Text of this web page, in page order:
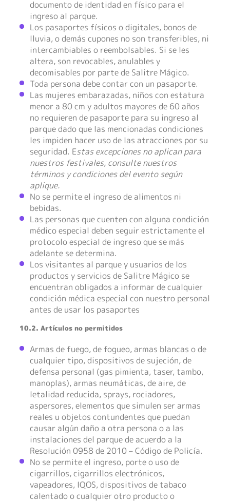
documento de identidad en físico para el
ingreso al parque.
Los pasaportes físicos o digitales, bonos de
lluvia, o demás cupones no son transferibles, ni
intercambiables o reembolsables. Si se les
altera, son revocables, anulables y
decomisables por parte de Salitre Mágico.
Toda persona debe contar con un pasaporte.
Las mujeres embarazadas, niños con estatura
menor a 80 cm y adultos mayores de 60 años
no requieren de pasaporte para su ingreso al
parque dado que las mencionadas condiciones
les impiden hacer uso de las atracciones por su
seguridad. Estas excepciones no aplican para
nuestros festivales, consulte nuestros
términos y condiciones del evento según
aplique.
No se permite el ingreso de alimentos ni
bebidas.
Las personas que cuenten con alguna condición
médico especial deben seguir estrictamente el
protocolo especial de ingreso que se más
adelante se determina.
Los visitantes al parque y usuarios de los
productos y servicios de Salitre Mágico se
encuentran obligados a informar de cualquier
condición médica especial con nuestro personal
antes de usar los pasaportes
10.2. Artículos no permitidos
Armas de fuego, de fogueo, armas blancas o de
cualquier tipo, dispositivos de sujeción, de
defensa personal (gas pimienta, taser, tambo,
manoplas), armas neumáticas, de aire, de
letalidad reducida, sprays, rociadores,
aspersores, elementos que simulen ser armas
reales u objetos contundentes que puedan
causar algún daño a otra persona o a las
instalaciones del parque de acuerdo a la
Resolución 0958 de 2010 – Código de Policía.
No se permite el ingreso, porte o uso de
cigarrillos, cigarrillos electrónicos,
vapeadores, IQOS, dispositivos de tabaco
calentado o cualquier otro producto o